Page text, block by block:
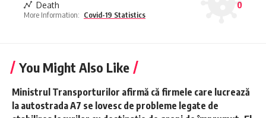
Death
0
More Information: Covid-19 Statistics
You Might Also Like
Ministrul Transporturilor afirmă că firmele care lucrează
la autostrada A7 se lovesc de probleme legate de